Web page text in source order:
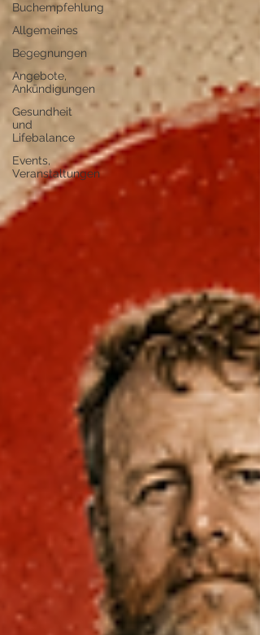
Buchempfehlung
Allgemeines
Begegnungen
Angebote,
Ankündigungen
Gesundheit
und
Lifebalance
Events,
Veranstaltungen